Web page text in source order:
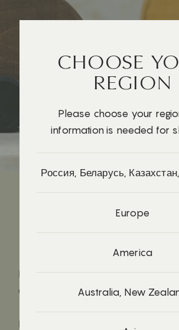
КАК ИГРАТЬ?
Катать ее по всем поверхностям
отрываясь.
Придумать, какой характер может
CHOOSE
REGION
Please choose your
information is needed for
Россия, Беларусь,
Europe
America
Australia, New